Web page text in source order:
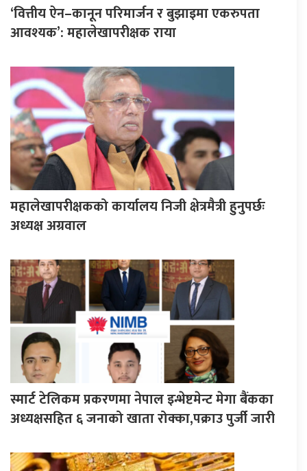
‘वित्तीय ऐन–कानून परिमार्जन र बुझाइमा एकरुपता
आवश्यक’: महालेखापरीक्षक राया
महालेखापरीक्षकको कार्यालय निजी क्षेत्रमैत्री हुनुपर्छः
अध्यक्ष अग्रवाल
स्मार्ट टेलिकम प्रकरणमा नेपाल इन्भेष्टमेन्ट मेगा बैंकका
अध्यक्षसहित ६ जनाको खाता रोक्का,पक्राउ पुर्जी जारी